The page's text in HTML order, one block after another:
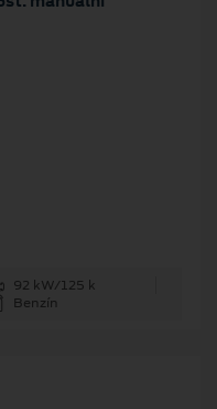
92 kW/125 k
Benzín